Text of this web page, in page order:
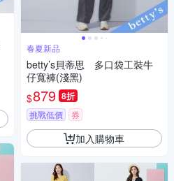
春夏新品
betty’s貝蒂思 多口袋工裝牛
仔寬褲(淺黑)
$879 8折
挑戰低價 券
加入購物車